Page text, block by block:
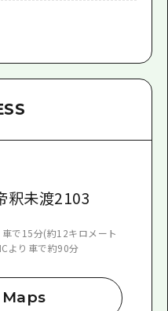
釈未渡2103
で15分(約12キロメート
より車で約90分